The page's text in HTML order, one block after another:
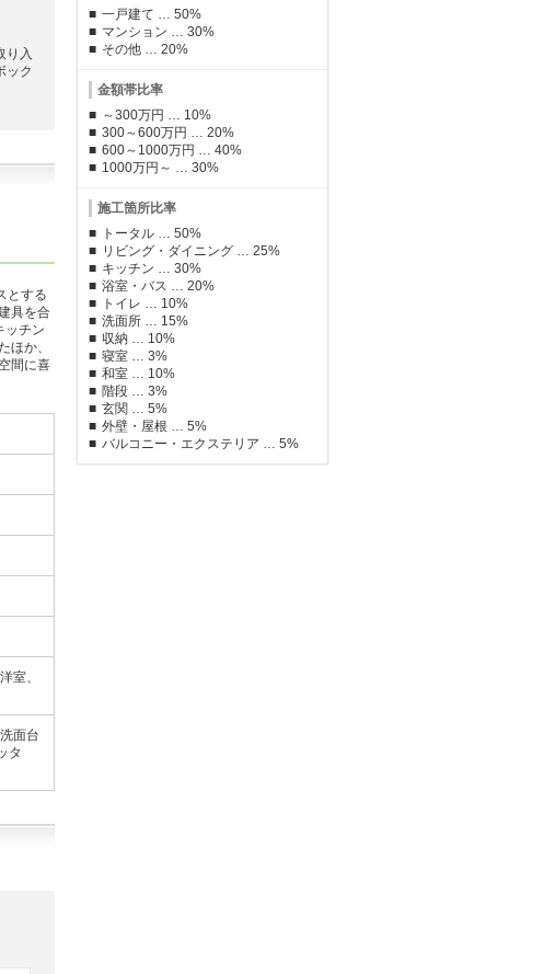
り入
ック
とする
具を合
ッチン
ほか、
間に喜
室、
面台
タ
一戸建て … 50%
マンション … 30%
その他 … 20%
金額帯比率
～300万円 … 10%
300～600万円 … 20%
600～1000万円 … 40%
1000万円～ … 30%
施工箇所比率
トータル … 50%
リビング・ダイニング … 25%
キッチン … 30%
浴室・バス … 20%
トイレ … 10%
洗面所 … 15%
収納 … 10%
寝室 … 3%
和室 … 10%
階段 … 3%
玄関 … 5%
外壁・屋根 … 5%
バルコニー・エクステリア … 5%